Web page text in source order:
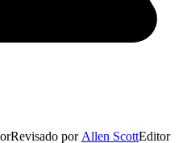
Revisado por Allen ScottEditor